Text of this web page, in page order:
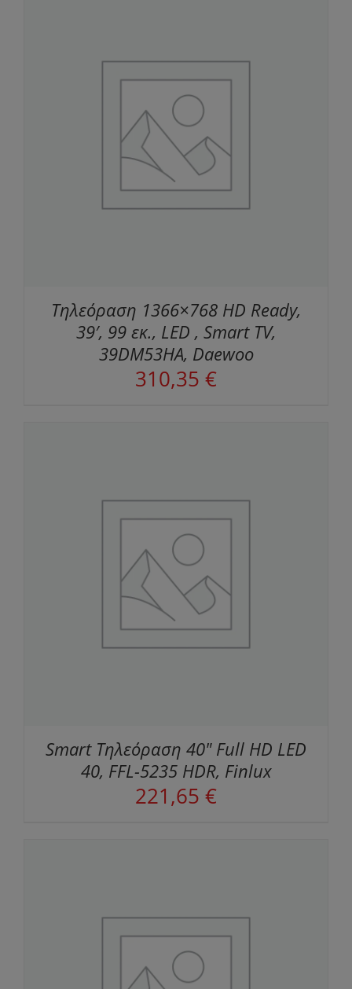
Τηλεόραση 1366×768 HD Ready,
39′, 99 εκ., LED , Smart TV,
39DM53HA, Daewoo
310,35 €
Smart Τηλεόραση 40" Full HD LED
40, FFL-5235 HDR, Finlux
221,65 €